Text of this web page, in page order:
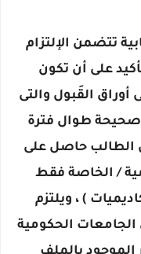
تتضمن الإلتزام
على أن تكون
أوراق القَبول والتى
طوال فترة
الطالب حاصل على
/ الخاصة فقط
) ، ويلتزم
الحكومية